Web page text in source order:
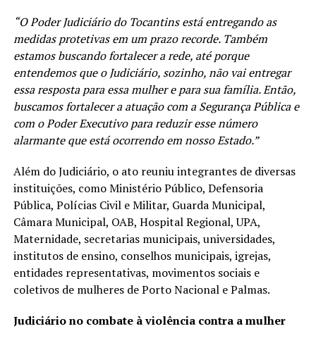
“O Poder Judiciário do Tocantins está entregando as
medidas protetivas em um prazo recorde. Também
estamos buscando fortalecer a rede, até porque
entendemos que o Judiciário, sozinho, não vai entregar
essa resposta para essa mulher e para sua família. Então,
buscamos fortalecer a atuação com a Segurança Pública e
com o Poder Executivo para reduzir esse número
alarmante que está ocorrendo em nosso Estado.”
Além do Judiciário, o ato reuniu integrantes de diversas
instituições, como Ministério Público, Defensoria
Pública, Polícias Civil e Militar, Guarda Municipal,
Câmara Municipal, OAB, Hospital Regional, UPA,
Maternidade, secretarias municipais, universidades,
institutos de ensino, conselhos municipais, igrejas,
entidades representativas, movimentos sociais e
coletivos de mulheres de Porto Nacional e Palmas.
Judiciário no combate à violência contra a mulher